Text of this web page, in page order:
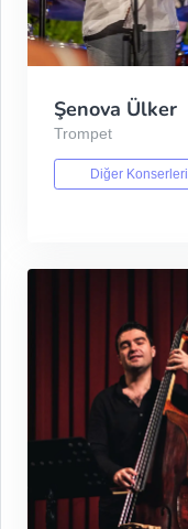
Şenova Ülker
Trompet
Diğer Konserleri